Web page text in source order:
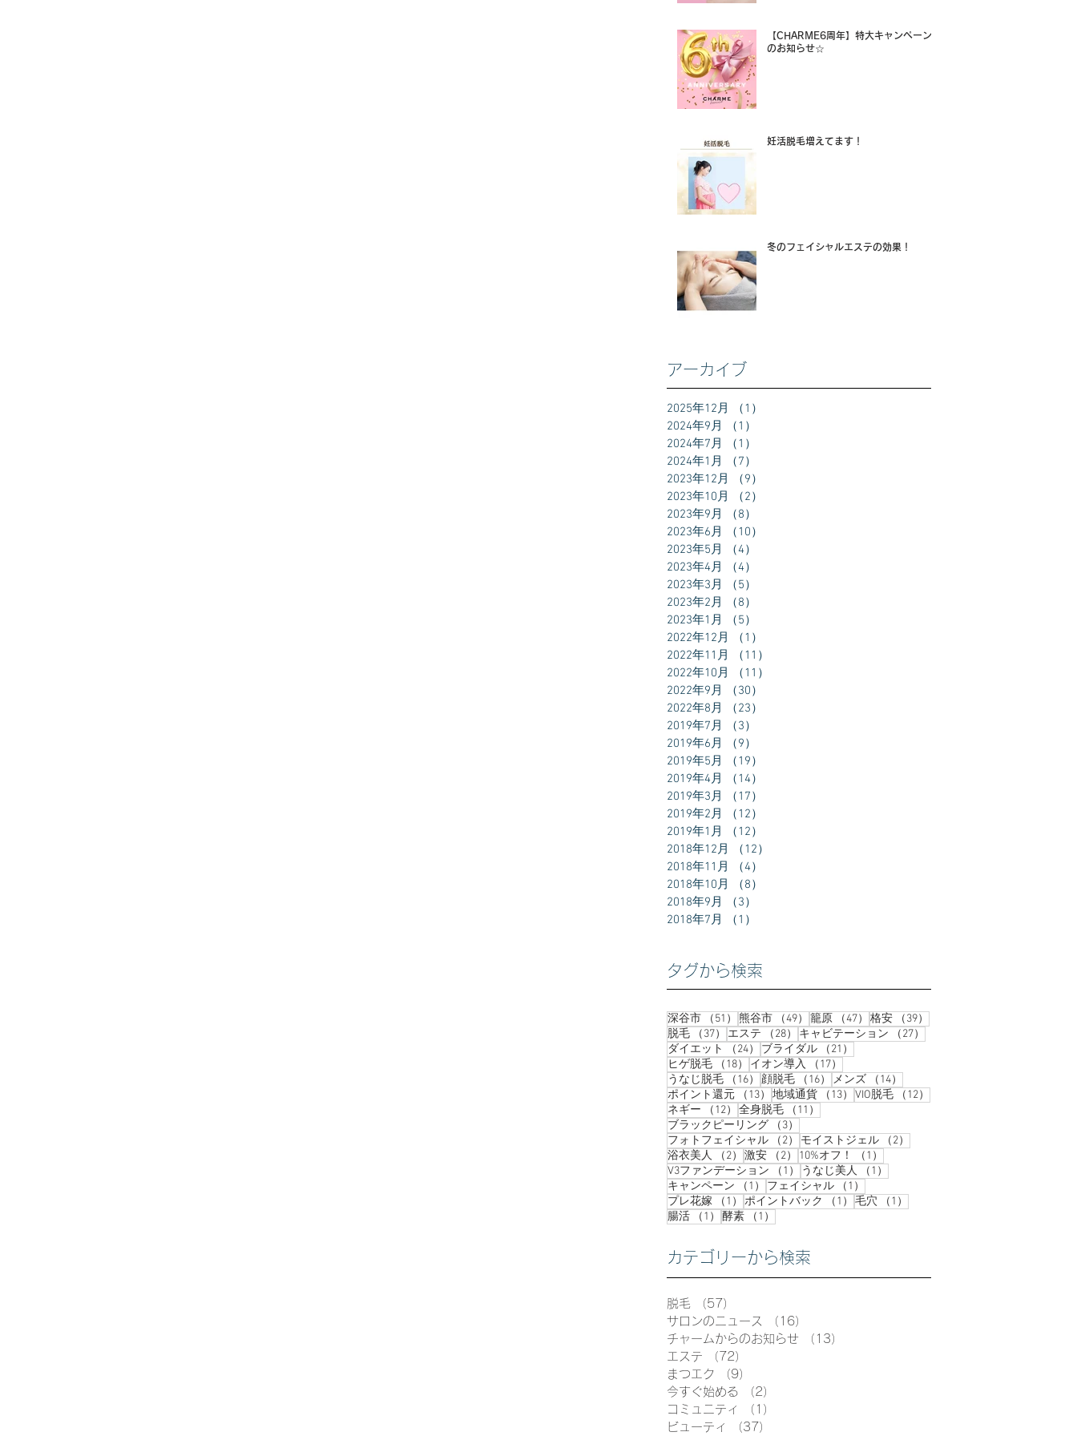
【CHARME6周年】特大キャンペーン
のお知らせ☆
妊活脱毛増えてます！
冬のフェイシャルエステの効果！
アーカイブ
2025年12月 （1）
2024年9月
（1）
2024年7月
（1）
2024年1月
（7）
2023年12月
（9）
2023年10月
（2）
2023年9月
（8）
2023年6月
（10）
2023年5月
（4）
2023年4月
（4）
2023年3月
（5）
2023年2月
（8）
2023年1月
（5）
2022年12月
（1）
2022年11月
（11）
2022年10月
（11）
2022年9月
（30）
2022年8月
（23）
2019年7月
（3）
2019年6月
（9）
2019年5月
（19）
2019年4月
（14）
2019年3月
（17）
2019年2月
（12）
2019年1月
（12）
2018年12月
（12）
2018年11月
（4）
2018年10月
（8）
2018年9月
（3）
2018年7月
（1）
タグから検索
深谷市 （51） 51件の記事
熊谷市 （49） 49件の記事
籠原 （47） 47件の記事
格安 （39）
脱毛
（37） 37件の記事
エステ （28） 28件の記事
キャビテーション （27）
ダイエット
（24） 24件の記事
ブライダル （21）
ヒゲ脱毛
（18） 18件の記事
イオン導入 （17）
うなじ脱毛
（16） 16件の記事
顔脱毛 （16） 16件の記事
メンズ （14）
ポイント還元
（13） 13件の記事
地域通貨 （13） 13件の記事
VIO脱毛 （12）
ネギー
（12） 12件の記事
全身脱毛 （11）
ブラックピーリング
（3）
フォトフェイシャル
（2） 2件の記事
モイストジェル （2）
浴衣美人
（2） 2件の記事
激安 （2） 2件の記事
10%オフ！ （1）
V3ファンデーション
（1） 1件の記事
うなじ美人 （1）
キャンペーン
（1） 1件の記事
フェイシャル （1）
プレ花嫁
（1） 1件の記事
ポイントバック （1） 1件の記事
毛穴 （1）
腸活
（1） 1件の記事
酵素 （1）
カテゴリーから検索
脱毛 （57）
サロンのニュース
（16）
チャームからのお知らせ
（13）
エステ
（72）
まつエク
（9）
今すぐ始める
（2）
コミュニティ
（1）
ビューティ
（37）